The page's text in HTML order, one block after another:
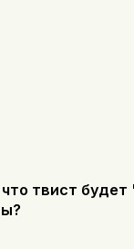
твист